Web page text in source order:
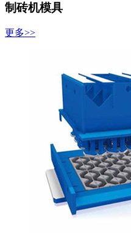
制砖机模具
更多>>